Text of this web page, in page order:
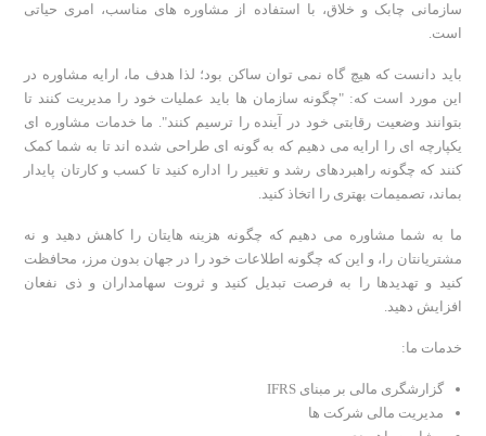
سازمانی چابک و خلاق، با استفاده از مشاوره های مناسب، امری حیاتی
است.
باید دانست که هیچ گاه نمی توان ساکن بود؛ لذا هدف ما، ارایه مشاوره در
این مورد است که: "چگونه سازمان ها باید عملیات خود را مدیریت کنند تا
بتوانند وضعیت رقابتی خود در آینده را ترسیم کنند". ما خدمات مشاوره ای
یکپارچه ای را ارایه می دهیم که به گونه ای طراحی شده اند تا به شما کمک
کنند که چگونه راهبردهای رشد و تغییر را اداره کنید تا کسب و کارتان پایدار
بماند، تصمیمات بهتری را اتخاذ کنید.
ما به شما مشاوره می دهیم که چگونه هزینه هایتان را کاهش دهید و نه
مشتریانتان را، و این که چگونه اطلاعات خود را در جهان بدون مرز، محافظت
کنید و تهدیدها را به فرصت تبدیل کنید و ثروت سهامداران و ذی نفعان
افزایش دهید.
خدمات ما:
گزارشگری مالی بر مبنای IFRS
مدیریت مالی شرکت ها